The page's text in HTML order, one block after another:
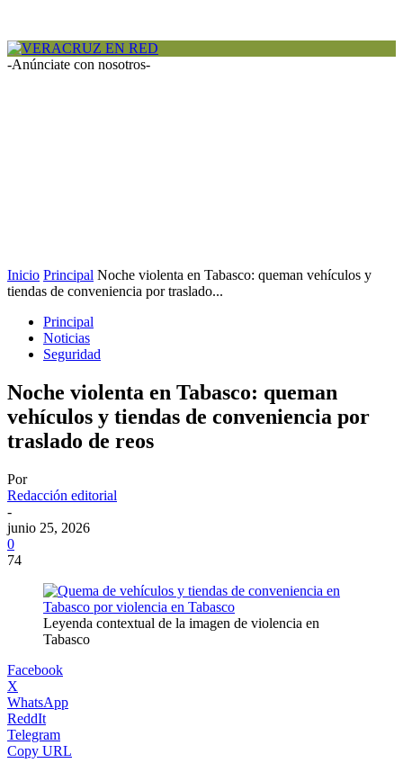
-Anúnciate con nosotros-
Inicio Principal Noche violenta en Tabasco: queman vehículos y
tiendas de conveniencia por traslado...
Principal
Noticias
Seguridad
Noche violenta en Tabasco: queman
vehículos y tiendas de conveniencia por
traslado de reos
Por
Redacción editorial
-
junio 25, 2026
0
74
Leyenda contextual de la imagen de violencia en
Tabasco
Facebook
X
WhatsApp
ReddIt
Telegram
Copy URL